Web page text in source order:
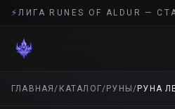
⚡
ГЛАВНАЯ/ КАТАЛОГ/ РУНЫ/ РУНА